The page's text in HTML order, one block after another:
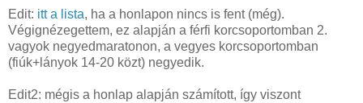
Edit: itt a lista, ha a honlapon nincs is fent (még).
Végignézegettem, ez alapján a férfi korcsoportomban 2.
vagyok negyedmaratonon, a vegyes korcsoportomban
(fiúk+lányok 14-20 közt) negyedik.
Edit2: mégis a honlap alapján számított, így viszont